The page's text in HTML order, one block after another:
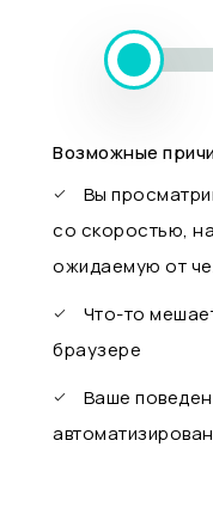
Возможные
Вы
со скоростью,
ожидаемую от
Что-то
браузере
Ваше